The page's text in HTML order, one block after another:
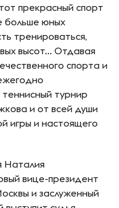
прекрасный спорт
больше юных
тренироваться,
высот… Отдавая
спорта и
турнир
и от всей души
игры и настоящего
Наталия
вице-президент
и заслуженный